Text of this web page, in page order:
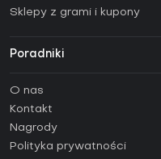
Sklepy z grami i kupony
Poradniki
Poradniki
Jak aktywować klucz
Jak aktywować klucz Epic
O nas
Kontakt
Nagrody
Polityka prywatności